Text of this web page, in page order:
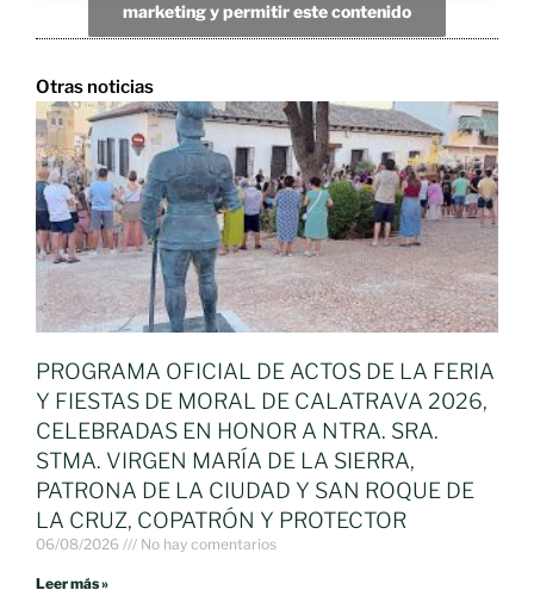
marketing y permitir este contenido
Otras noticias
PROGRAMA OFICIAL DE ACTOS DE LA FERIA
Y FIESTAS DE MORAL DE CALATRAVA 2026,
CELEBRADAS EN HONOR A NTRA. SRA.
STMA. VIRGEN MARÍA DE LA SIERRA,
PATRONA DE LA CIUDAD Y SAN ROQUE DE
LA CRUZ, COPATRÓN Y PROTECTOR
06/08/2026 No hay comentarios
Leer más »